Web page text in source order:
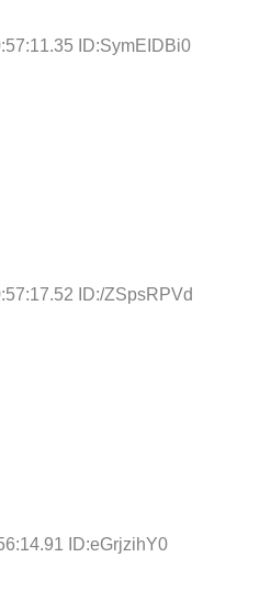
ID:SymEIDBi0
ID:/ZSpsRPVd
ID:eGrjzihY0